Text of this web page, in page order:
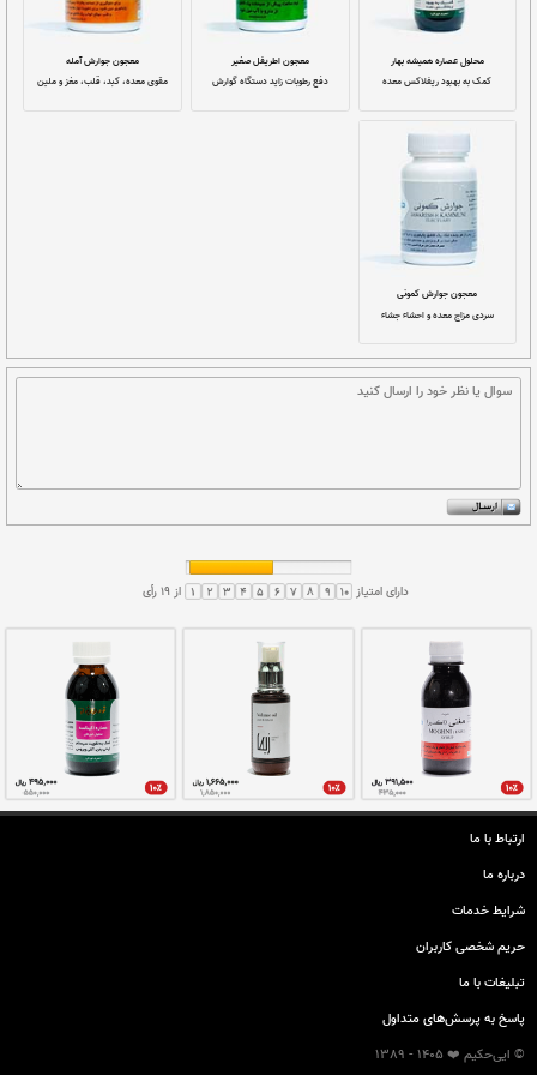
نافع در امراض معده و هاضمه
معجون اطریفل صغیر
دفع رطوبات زاید دستگاه گوارش
معجون جوارش آمله
مقوی معده، کبد، قلب، مغز و ملین
ارتباط با ما
درباره ما
شرایط خدمات
حريم شخصی كاربران
تبليغات با ما
پاسخ به پرسش‌های متداول
© ایی‌حکیم ❤️ 1405 - 1389